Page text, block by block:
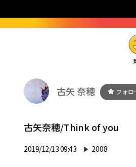
古矢 奈穂 フォロ
古矢奈穂/Think of you
2019/12/13 09:43 2008